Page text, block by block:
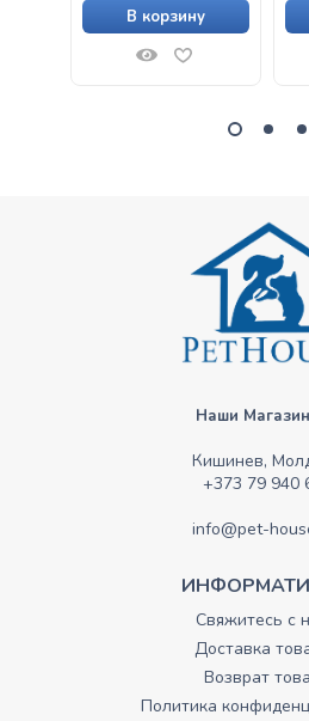
В корзину
Наши
Кишинев,
+373 79 940
info@pet-
Свяжитесь с
Доставка
Возврат
Политика